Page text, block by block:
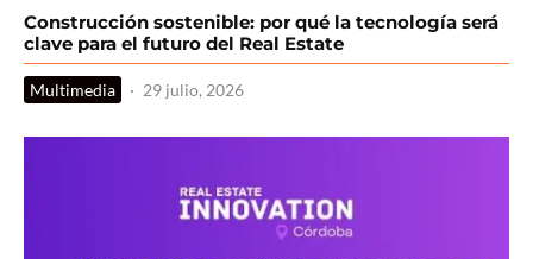
Construcción sostenible: por qué la tecnología será
clave para el futuro del Real Estate
Multimedia · 29 julio, 2026